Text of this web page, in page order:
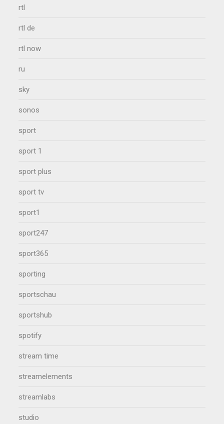
rtl
rtl de
rtl now
ru
sky
sonos
sport
sport 1
sport plus
sport tv
sport1
sport247
sport365
sporting
sportschau
sportshub
spotify
stream time
streamelements
streamlabs
studio